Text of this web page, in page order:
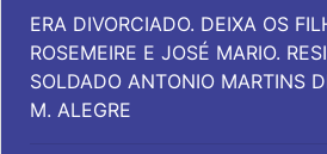
ERA DIVORCIADO. DEIXA OS
ROSEMEIRE E JOSÉ MARIO.
SOLDADO ANTONIO MARTINS
M. ALEGRE